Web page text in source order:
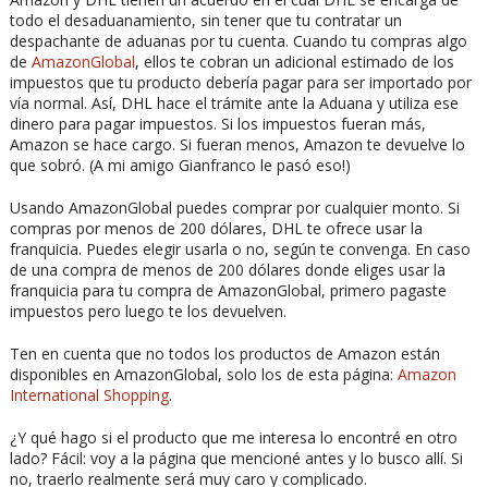
todo el desaduanamiento, sin tener que tu contratar un
despachante de aduanas por tu cuenta. Cuando tu compras algo
de AmazonGlobal, ellos te cobran un adicional estimado de los
impuestos que tu producto debería pagar para ser importado por
vía normal. Así, DHL hace el trámite ante la Aduana y utiliza ese
dinero para pagar impuestos. Si los impuestos fueran más,
Amazon se hace cargo. Si fueran menos, Amazon te devuelve lo
que sobró. (A mi amigo Gianfranco le pasó eso!)
Usando AmazonGlobal puedes comprar por cualquier monto. Si
compras por menos de 200 dólares, DHL te ofrece usar la
franquicia. Puedes elegir usarla o no, según te convenga. En caso
de una compra de menos de 200 dólares donde eliges usar la
franquicia para tu compra de AmazonGlobal, primero pagaste
impuestos pero luego te los devuelven.
Ten en cuenta que no todos los productos de Amazon están
disponibles en AmazonGlobal, solo los de esta página: Amazon
International Shopping.
¿Y qué hago si el producto que me interesa lo encontré en otro
lado? Fácil: voy a la página que mencioné antes y lo busco allí. Si
no, traerlo realmente será muy caro y complicado.